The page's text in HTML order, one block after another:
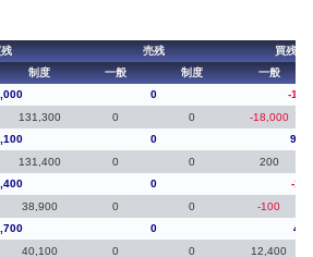
売残
買残（
制度 一般 制度 一般
0
-
131,300 0 0 -18,000
0
131,400 0 0 200
0
-
38,900 0 0 -100
0
40,100 0 0 12,400